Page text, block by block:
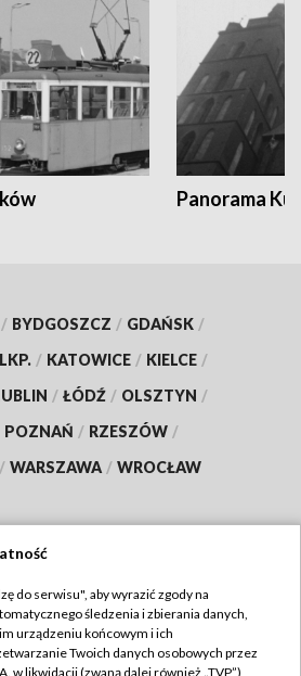
Panorama
/ BYDGOSZCZ / GDAŃSK /
/ KATOWICE / KIELCE /
/ ŁÓDŹ / OLSZTYN /
POZNAŃ / RZESZÓW /
/ WARSZAWA / WROCŁAW
TVP
Regulamin TVP
do serwisu", aby wyrazić zgody na
śledzenia i zbierania danych,
urządzeniu końcowym i ich
Twoich danych osobowych przez
w likwidacji (zwaną dalej również „TVP”),